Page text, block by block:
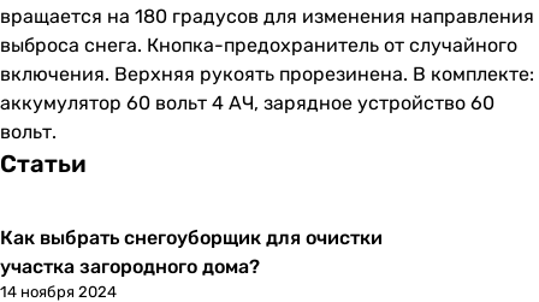
вращается на 180 градусов для изменения направления
выброса снега. Кнопка-предохранитель от случайного
включения. Верхняя рукоять прорезинена. В комплекте:
аккумулятор 60 вольт 4 АЧ, зарядное устройство 60
вольт.
Статьи
Как выбрать снегоуборщик для очистки
участка загородного дома?
14 ноября 2024